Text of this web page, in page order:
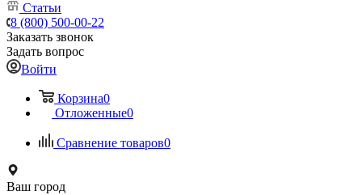
Статьи
8 (800) 500-00-22
Заказать звонок
Задать вопрос
Войти
Корзина0
Отложенные0
Сравнение товаров0
Ваш город